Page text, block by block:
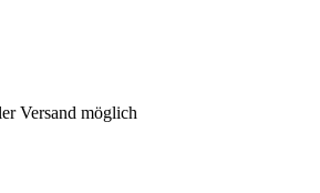
Versand möglich